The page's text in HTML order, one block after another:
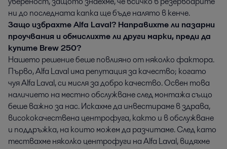
ни до последната капка ще бъде налято в кенче.
Защо избрахте Alfa Laval? Направихте ли пазарни
проучвания и обмислихте ли други марки, преди да
купите Brew 250?
Нашето решение беше повлияно от няколко фактора.
Първо, Alfa Laval има репутация за качество; когато
чуя Alfa Laval, си мисля за добро качество. Освен това
наличието на местно обслужване след монтажа също
беше важно за нас. Искахме да инвестираме в здрава,
висококачествена центрофуга, както и в обслужване
и поддръжка, на които можем да разчитаме. След като
тествахме няколко центрофуги на Alfa Laval, видяхме